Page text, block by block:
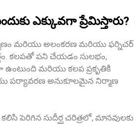
ఎక్కువగా ప్రేమిస్తారు?
మరియు అలంకరణ మరియు ఫర్నిచర్
కలపతో పని చేయడం సులభం,
మరియు కలప ప్రకృతికి
పర్యావరణ అనుకూలమైన నిర్మాణ
పెరిగిన సుదీర్ఘ చరిత్రలో, మానవులకు